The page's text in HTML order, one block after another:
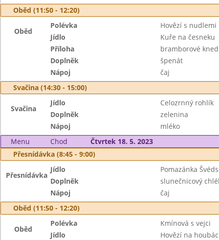
Oběd (11:50 - 12:20)
Oběd
Polévka
Hovězí s nudlemi
Jídlo
Kuře na česneku
Příloha
bramborové
Doplněk
špenát
Nápoj
čaj
Svačina (14:30 - 15:00)
Svačina
Jídlo
Celozrnný rohlík
Doplněk
zelenina
Nápoj
mléko
Menu
Chod
Čtvrtek 18. 5. 2023
Přesnídávka (8:45 - 9:00)
Přesnídávka
Jídlo
Pomazánka
Doplněk
slunečnicový
Nápoj
čaj
Oběd (11:50 - 12:20)
Oběd
Polévka
Kmínová s vejci
Jídlo
Hovězí na